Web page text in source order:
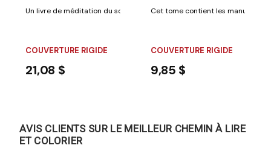
Un livre de méditation du soir extrêmement apprécié pour ses textes
COUVERTURE RIGIDE
21,08 $
Cet tome contient les manuscrits
COUVERTURE RIGIDE
9,85 $
AVIS CLIENTS SUR LE MEILLEUR CHEMIN À LIRE
ET COLORIER